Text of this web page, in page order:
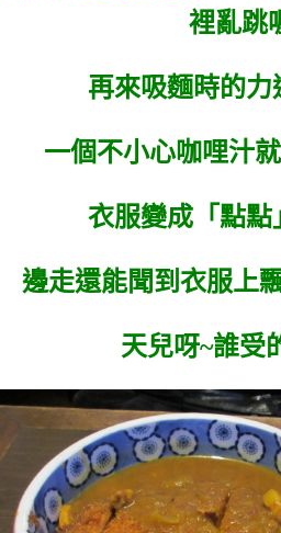
裡亂跳
再來吸麵時的力
一個不小心咖哩汁
衣服變成「點點
邊走還能聞到衣服上
天兒呀~誰受